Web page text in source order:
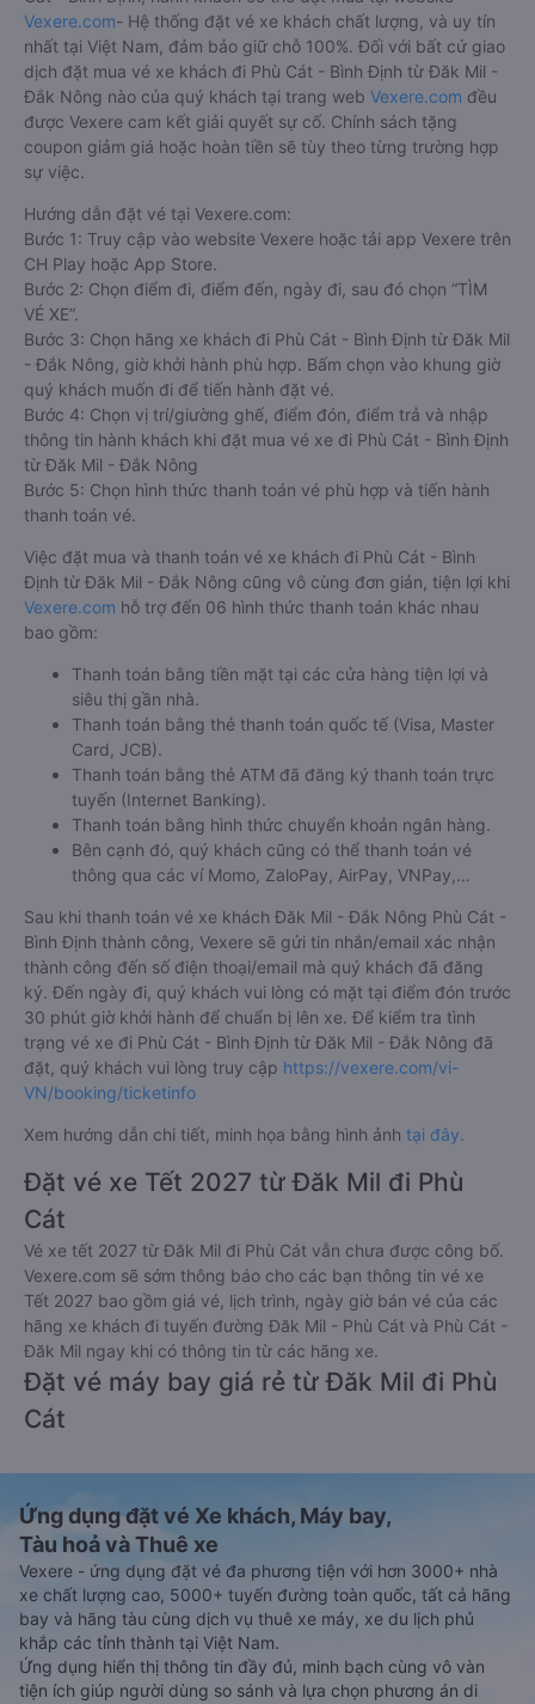
Vexere.com- Hệ thống đặt vé xe khách chất lượng, và uy tín
nhất tại Việt Nam, đảm bảo giữ chỗ 100%. Đối với bất cứ giao
dịch đặt mua vé xe khách đi Phù Cát - Bình Định từ Đăk Mil -
Đắk Nông nào của quý khách tại trang web Vexere.com đều
được Vexere cam kết giải quyết sự cố. Chính sách tặng
coupon giảm giá hoặc hoàn tiền sẽ tùy theo từng trường hợp
sự việc.
Hướng dẫn đặt vé tại Vexere.com:
Bước 1: Truy cập vào website Vexere hoặc tải app Vexere trên
CH Play hoặc App Store.
Bước 2: Chọn điểm đi, điểm đến, ngày đi, sau đó chọn “TÌM
VÉ XE”.
Bước 3: Chọn hãng xe khách đi Phù Cát - Bình Định từ Đăk Mil
- Đắk Nông, giờ khởi hành phù hợp. Bấm chọn vào khung giờ
quý khách muốn đi để tiến hành đặt vé.
Bước 4: Chọn vị trí/giường ghế, điểm đón, điểm trả và nhập
thông tin hành khách khi đặt mua vé xe đi Phù Cát - Bình Định
từ Đăk Mil - Đắk Nông
Bước 5: Chọn hình thức thanh toán vé phù hợp và tiến hành
thanh toán vé.
Việc đặt mua và thanh toán vé xe khách đi Phù Cát - Bình
Định từ Đăk Mil - Đắk Nông cũng vô cùng đơn giản, tiện lợi khi
Vexere.com hỗ trợ đến 06 hình thức thanh toán khác nhau
bao gồm:
Thanh toán bằng tiền mặt tại các cửa hàng tiện lợi và
siêu thị gần nhà.
Thanh toán bằng thẻ thanh toán quốc tế (Visa, Master
Card, JCB).
Thanh toán bằng thẻ ATM đã đăng ký thanh toán trực
tuyến (Internet Banking).
Thanh toán bằng hình thức chuyển khoản ngân hàng.
Bên cạnh đó, quý khách cũng có thể thanh toán vé
thông qua các ví Momo, ZaloPay, AirPay, VNPay,…
Sau khi thanh toán vé xe khách Đăk Mil - Đắk Nông Phù Cát -
Bình Định thành công, Vexere sẽ gửi tin nhắn/email xác nhận
thành công đến số điện thoại/email mà quý khách đã đăng
ký. Đến ngày đi, quý khách vui lòng có mặt tại điểm đón trước
30 phút giờ khởi hành để chuẩn bị lên xe. Để kiểm tra tình
trạng vé xe đi Phù Cát - Bình Định từ Đăk Mil - Đắk Nông đã
đặt, quý khách vui lòng truy cập https://vexere.com/vi-
VN/booking/ticketinfo
Xem hướng dẫn chi tiết, minh họa bằng hình ảnh tại đây.
Đặt vé xe Tết 2027 từ Đăk Mil đi Phù
Cát
Vé xe tết 2027 từ Đăk Mil đi Phù Cát vẫn chưa được công bố.
Vexere.com sẽ sớm thông báo cho các bạn thông tin vé xe
Tết 2027 bao gồm giá vé, lịch trình, ngày giờ bán vé của các
hãng xe khách đi tuyến đường Đăk Mil - Phù Cát và Phù Cát -
Đăk Mil ngay khi có thông tin từ các hãng xe.
Đặt vé máy bay giá rẻ từ Đăk Mil đi Phù
Cát
Ứng dụng đặt vé Xe khách, Máy bay,
Tàu hoả và Thuê xe
Vexere - ứng dụng đặt vé đa phương tiện với hơn 3000+ nhà
xe chất lượng cao, 5000+ tuyến đường toàn quốc, tất cả hãng
bay và hãng tàu cùng dịch vụ thuê xe máy, xe du lịch phủ
khắp các tỉnh thành tại Việt Nam.
Ứng dụng hiển thị thông tin đầy đủ, minh bạch cùng vô vàn
tiện ích giúp người dùng so sánh và lựa chọn phương án di